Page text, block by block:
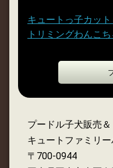
キュートっ子カッ
トリミングわんこ
プードル子犬販売
キュートファミリ
〒700-0944